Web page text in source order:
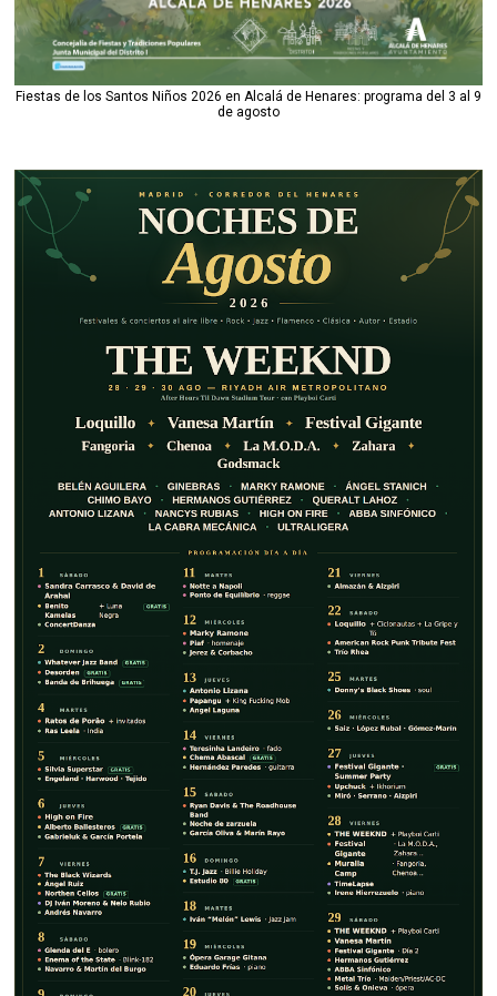
Fiestas de los Santos Niños 2026 en Alcalá de Henares: programa del 3 al 9
de agosto